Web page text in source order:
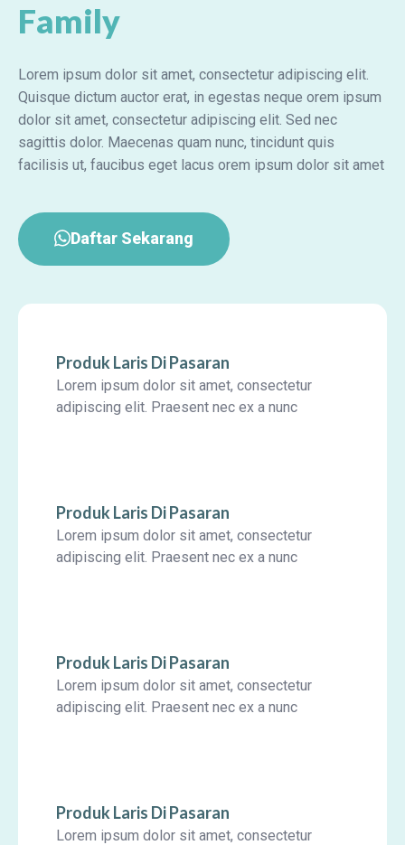
Family
Lorem ipsum dolor sit amet, consectetur adipiscing elit.
Quisque dictum auctor erat, in egestas neque orem ipsum
dolor sit amet, consectetur adipiscing elit. Sed nec
sagittis dolor. Maecenas quam nunc, tincidunt quis
facilisis ut, faucibus eget lacus orem ipsum dolor sit amet
Daftar Sekarang
Produk Laris Di Pasaran
Lorem ipsum dolor sit amet, consectetur
adipiscing elit. Praesent nec ex a nunc
Produk Laris Di Pasaran
Lorem ipsum dolor sit amet, consectetur
adipiscing elit. Praesent nec ex a nunc
Produk Laris Di Pasaran
Lorem ipsum dolor sit amet, consectetur
adipiscing elit. Praesent nec ex a nunc
Produk Laris Di Pasaran
Lorem ipsum dolor sit amet, consectetur